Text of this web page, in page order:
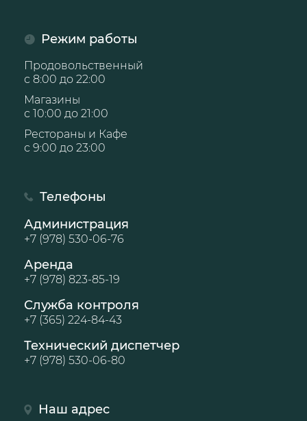
Режим работы
Продовольственный
с 8:00 до 22:00
Магазины
с 10:00 до 21:00
Рестораны и Кафе
с 9:00 до 23:00
Телефоны
Администрация
+7 (978) 530-06-76
Аренда
+7 (978) 823-85-19
Служба контроля
+7 (365) 224-84-43
Технический диспетчер
+7 (978) 530-06-80
Наш адрес